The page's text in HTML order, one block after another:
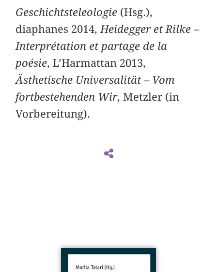
Geschichtsteleologie (Hsg.),
diaphanes 2014,Heidegger et Rilke –
Interprétation et partage de la
poésie, L’Harmattan 2013,
Ästhetische Universalität – Vom
fortbestehenden Wir, Metzler (in
Vorbereitung).